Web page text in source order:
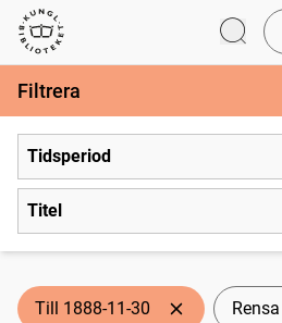
Svenska tidningar
Filtrera
Tidsperiod
Titel
Till 1888-11-30